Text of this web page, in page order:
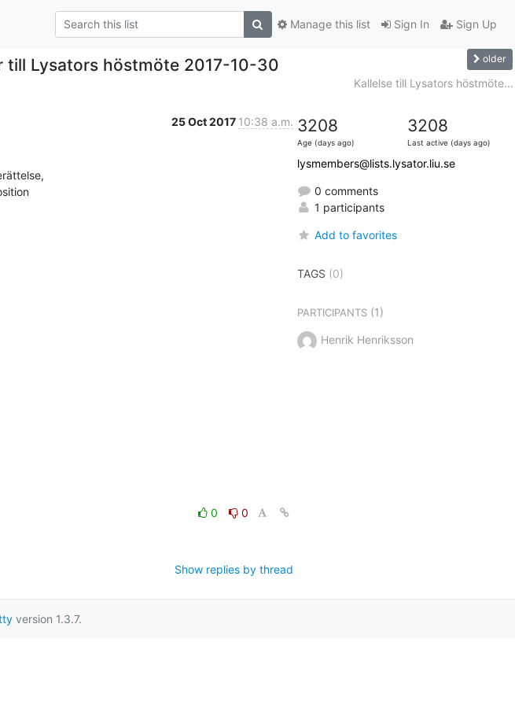
Sign In Sign Up
Manage this list
till Lysators höstmöte 2017-10-30 older
Kallelse till Lysators höstmöte...
25 Oct 2017 10:38 a.m.
0
0
Show replies by thread
3208
Age (days ago)
3208
Last active (days ago)
lysmembers@lists.lysator.liu.se
0 comments
1 participants
Add to favorites
TAGS (0)
PARTICIPANTS(1)
Henrik Henriksson
version 1.3.7.